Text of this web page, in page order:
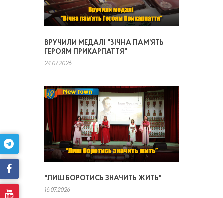
ВРУЧИЛИ МЕДАЛІ "ВІЧНА ПАМ’ЯТЬ
ГЕРОЯМ ПРИКАРПАТТЯ"
24.07.2026
"ЛИШ БОРОТИСЬ ЗНАЧИТЬ ЖИТЬ"
16.07.2026